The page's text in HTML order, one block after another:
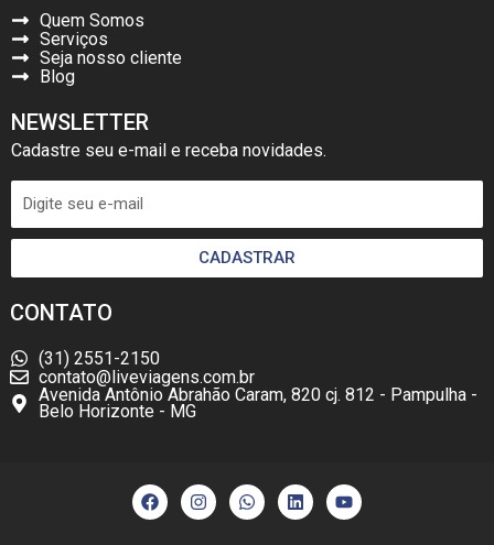
Quem Somos
Serviços
Seja nosso cliente
Blog
NEWSLETTER
Cadastre seu e-mail e receba novidades.
CADASTRAR
CONTATO
(31) 2551-2150
contato@liveviagens.com.br
Avenida Antônio Abrahão Caram, 820 cj. 812 - Pampulha -
Belo Horizonte - MG
F
a
c
I
n
s
W
h
a
L
i
n
Y
o
u